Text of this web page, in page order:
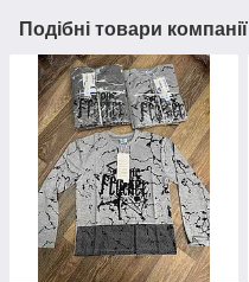
Подібні товари компанії